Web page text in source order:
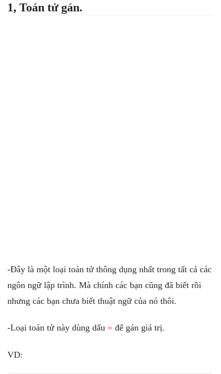
LIÊN HỆ
1, Toán tử gán.
-Đây là một loại toán tử thông dụng nhất trong tất cả các
ngôn ngữ lập trình. Mà chính các bạn cũng đã biết rồi
nhưng các bạn chưa biết thuật ngữ của nó thôi.
-Loại toán tử này dùng dấu = để gán giá trị.
VD: